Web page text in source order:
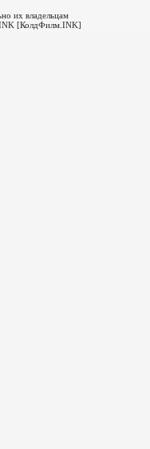
их владельцам
[КолдФилм.INK]